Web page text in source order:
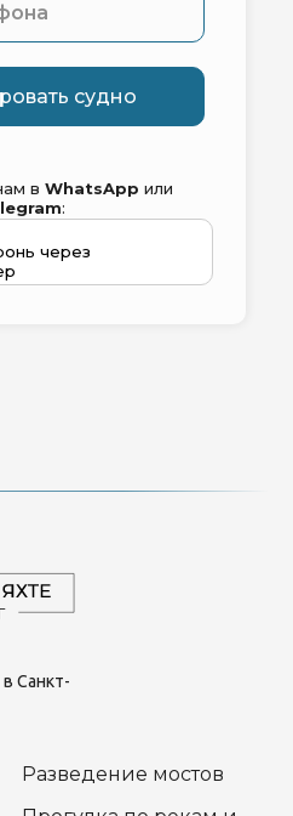
судно
в WhatsApp или
:
через
Санкт-
Разведение мостов